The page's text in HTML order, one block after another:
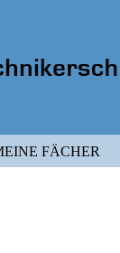
FÄCHER